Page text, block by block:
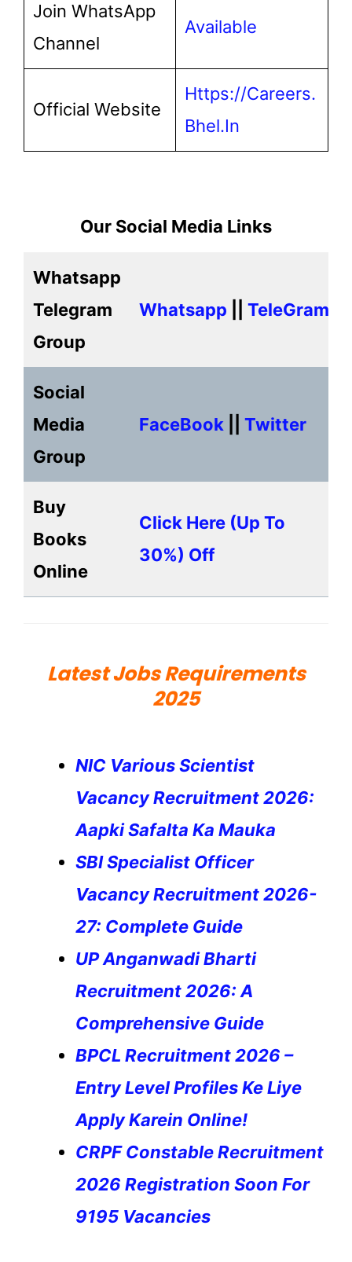
Join WhatsApp
Channel
Available
Official Website
Https://careers.
Bhel.in
Our Social Media Links
Whatsapp
Telegram
Group
Whatsapp TeleGram
Social
Media
Group
FaceBook Twitter
Buy
Books
Online
Click Here (up To
30%) Off
Latest Jobs Requirements
2025
NIC Various Scientist
Vacancy Recruitment 2026:
Aapki Safalta Ka Mauka
SBI Specialist Officer
Vacancy Recruitment 2026-
27: Complete Guide
UP Anganwadi Bharti
Recruitment 2026: A
Comprehensive Guide
BPCL Recruitment 2026 –
Entry Level Profiles Ke Liye
Apply Karein Online!
CRPF Constable Recruitment
2026 Registration Soon For
9195 Vacancies